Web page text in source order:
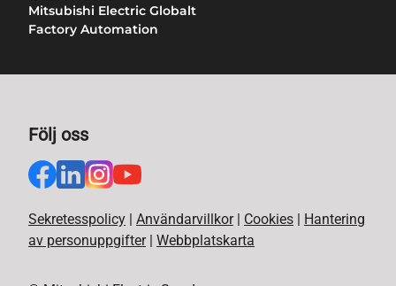
Mitsubishi Electric Globalt
Factory Automation
Följ oss
Sekretesspolicy | Användarvillkor | Cookies | Hantering
av personuppgifter | Webbplatskarta